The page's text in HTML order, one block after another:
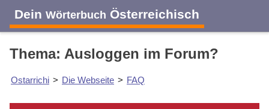
Dein Wörterbuch Österreichisch
Thema: Ausloggen im Forum?
Ostarrichi > Die Webseite > FAQ